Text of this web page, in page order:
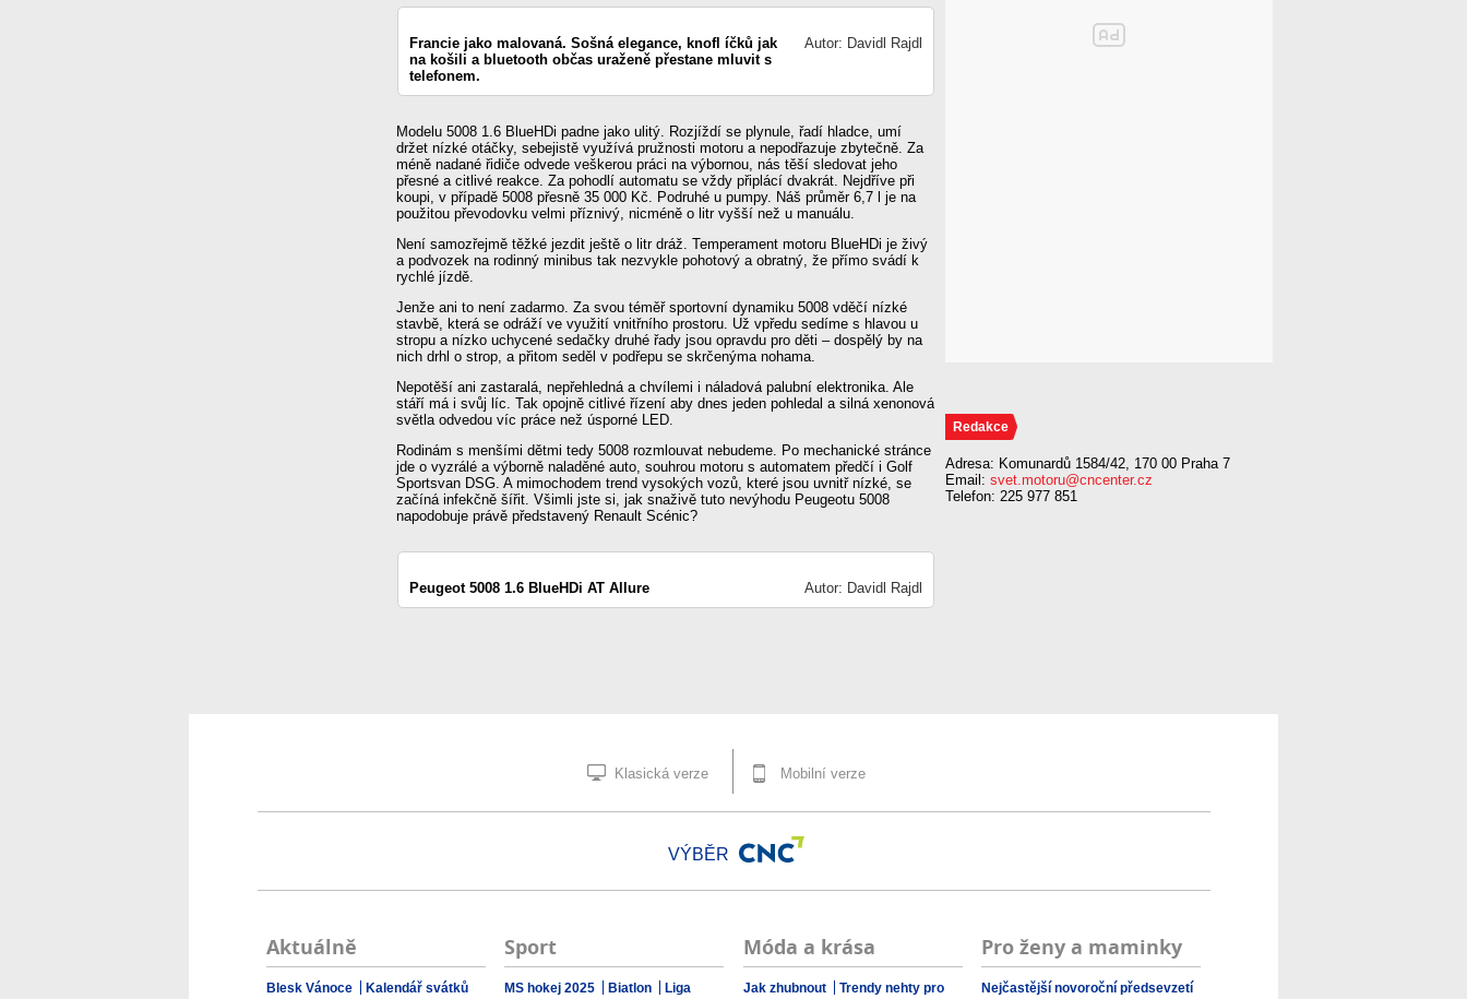
Francie jako malovaná. Sošná elegance, knofl íčků jak
na košili a bluetooth občas uraženě přestane mluvit s
telefonem.
Autor: Davidl Rajdl
Modelu 5008 1.6 BlueHDi padne jako ulitý. Rozjíždí se plynule, řadí hladce, umí
držet nízké otáčky, sebejistě využívá pružnosti motoru a nepodřazuje zbytečně. Za
méně nadané řidiče odvede veškerou práci na výbornou, nás těší sledovat jeho
přesné a citlivé reakce. Za pohodlí automatu se vždy připlácí dvakrát. Nejdříve při
koupi, v případě 5008 přesně 35 000 Kč. Podruhé u pumpy. Náš průměr 6,7 l je na
použitou převodovku velmi příznivý, nicméně o litr vyšší než u manuálu.
Není samozřejmě těžké jezdit ještě o litr dráž. Temperament motoru BlueHDi je živý
a podvozek na rodinný minibus tak nezvykle pohotový a obratný, že přímo svádí k
rychlé jízdě.
Jenže ani to není zadarmo. Za svou téměř sportovní dynamiku 5008 vděčí nízké
stavbě, která se odráží ve využití vnitřního prostoru. Už vpředu sedíme s hlavou u
stropu a nízko uchycené sedačky druhé řady jsou opravdu pro děti – dospělý by na
nich drhl o strop, a přitom seděl v podřepu se skrčenýma nohama.
Nepotěší ani zastaralá, nepřehledná a chvílemi i náladová palubní elektronika. Ale
stáří má i svůj líc. Tak opojně citlivé řízení aby dnes jeden pohledal a silná xenonová
světla odvedou víc práce než úsporné LED.
Rodinám s menšími dětmi tedy 5008 rozmlouvat nebudeme. Po mechanické stránce
jde o vyzrálé a výborně naladěné auto, souhrou motoru s automatem předčí i Golf
Sportsvan DSG. A mimochodem trend vysokých vozů, které jsou uvnitř nízké, se
začíná infekčně šířit. Všimli jste si, jak snaživě tuto nevýhodu Peugeotu 5008
napodobuje právě představený Renault Scénic?
Peugeot 5008 1.6 BlueHDi AT Allure Autor: Davidl Rajdl
Redakce
Adresa: Komunardů 1584/42, 170 00 Praha 7
Email: svet.motoru@cncenter.cz
Telefon: 225 977 851
Klasická verze Mobilní verze
VÝBĚR
Aktuálně
Blesk Vánoce
Kalendář svátků
Sport
MS hokej 2025 Biatlon
Liga
Móda a krása
Jak zhubnout
Trendy nehty pro
Pro ženy a maminky
Nejčastější novoroční předsevzetí